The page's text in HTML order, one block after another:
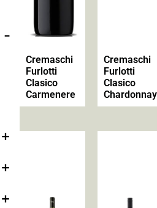
-
+
+
+
Cremaschi
Furlotti
Clasico
Carmenere
Cremaschi
Furlotti
Clasico
Chardonnay